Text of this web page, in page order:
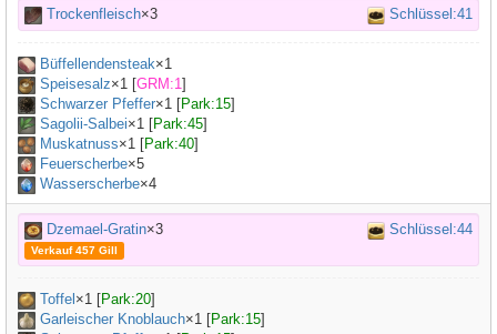
Trockenfleisch×3 Schlüssel:41
Büffellendensteak×1
Speisesalz×1 [GRM:1]
Schwarzer Pfeffer×1 [Park:15]
Sagolii-Salbei×1 [Park:45]
Muskatnuss×1 [Park:40]
Feuerscherbe×5
Wasserscherbe×4
Dzemael-Gratin×3 Schlüssel:44
Verkauf 457 Gill
Toffel ×1 [Park:20]
Garleischer Knoblauch×1 [Park:15]